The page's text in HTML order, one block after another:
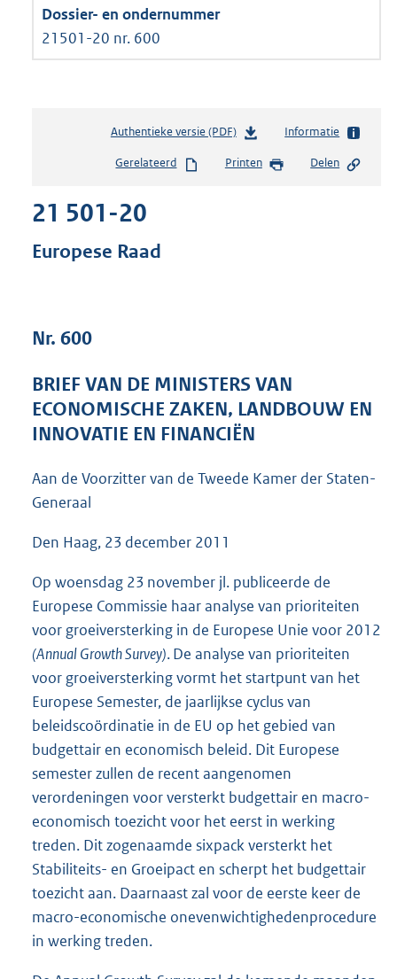
21501-20 nr. 600
Authentieke versie (PDF)b
s
e
5
b
Informatie
Gerelateerd Printen Delen
21 501-20
Europese Raad
Nr. 600
BRIEF VAN DE MINISTERS VAN
ECONOMISCHE ZAKEN, LANDBOUW EN
INNOVATIE EN FINANCIËN
Aan de Voorzitter van de Tweede Kamer der Staten-
Generaal
Den Haag, 23 december 2011
Op woensdag 23 november jl. publiceerde de
Europese Commissie haar analyse van prioriteiten
voor groeiversterking in de Europese Unie voor 2012
(Annual Growth Survey). De analyse van prioriteiten
voor groeiversterking vormt het startpunt van het
Europese Semester, de jaarlijkse cyclus van
beleidscoördinatie in de EU op het gebied van
budgettair en economisch beleid. Dit Europese
semester zullen de recent aangenomen
verordeningen voor versterkt budgettair en macro-
economisch toezicht voor het eerst in werking
treden. Dit zogenaamde sixpack versterkt het
Stabiliteits- en Groeipact en scherpt het budgettair
toezicht aan. Daarnaast zal voor de eerste keer de
macro-economische onevenwichtighedenprocedure
in werking treden.